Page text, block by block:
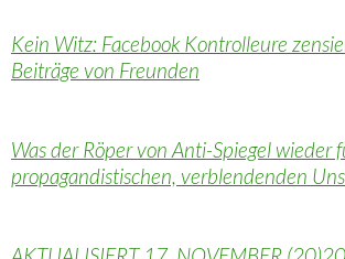
Kein Witz: Facebook Kontrolleure
Beiträge von Freunden
Was der Röper von Anti-Spiegel wieder
propagandistischen, verblendenden